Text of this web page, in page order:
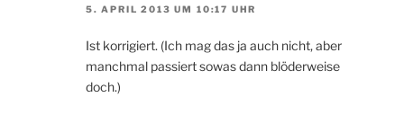
5. APRIL 2013 UM 10:17 UHR
Ist korrigiert. (Ich mag das ja auch nicht, aber
manchmal passiert sowas dann blöderweise
doch.)